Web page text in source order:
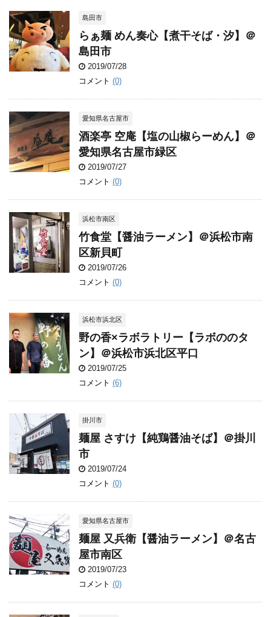
島田市
らぁ麺 めん奏心【煮干そば・汐】＠
島田市
2019/07/28
コメント (0)
愛知県名古屋市
酒楽亭 空庵【塩の山椒らーめん】＠
愛知県名古屋市緑区
2019/07/27
コメント (0)
浜松市南区
竹食堂【醤油ラーメン】＠浜松市南
区新貝町
2019/07/26
コメント (0)
浜松市浜北区
野の香×ラボラトリー【ラボののタ
ン】＠浜松市浜北区平口
2019/07/25
コメント (6)
掛川市
麺屋 さすけ【純鶏醤油そば】＠掛川
市
2019/07/24
コメント (0)
愛知県名古屋市
麺屋 又兵衛【醤油ラーメン】＠名古
屋市南区
2019/07/23
コメント (0)